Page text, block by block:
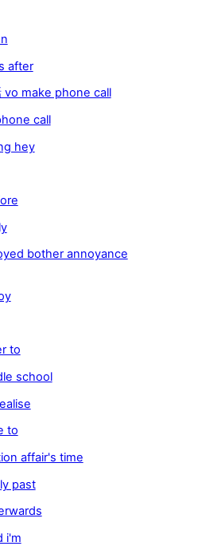
after
vo make phone call
call
hey
bother annoyance
to
school
to
affair's time
past
i'm